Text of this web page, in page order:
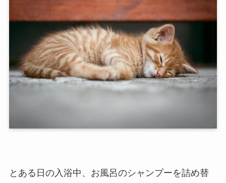
とある日の入浴中、お風呂のシャンプーを詰め替